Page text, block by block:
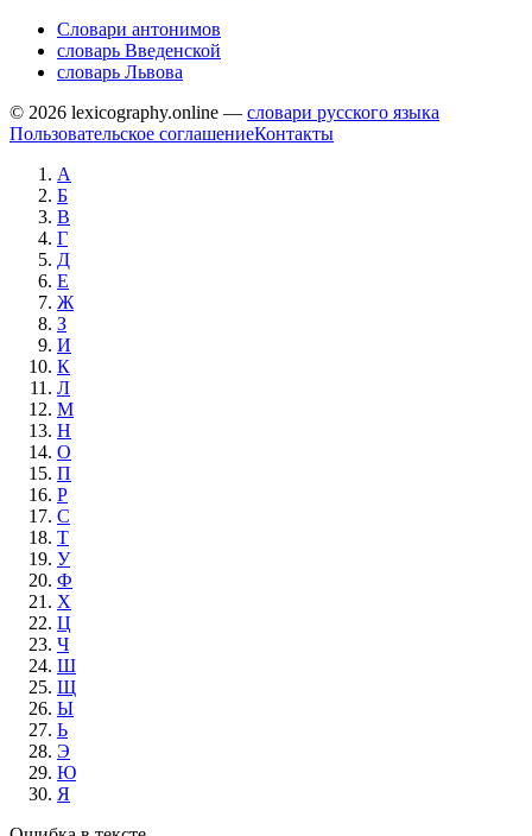
Словари антонимов
словарь Введенской
словарь Львова
© 2026 lexicography.online — словари русского языка
Пользовательское соглашениеКонтакты
А
Б
В
Г
Д
Е
Ж
З
И
К
Л
М
Н
О
П
Р
С
Т
У
Ф
Х
Ц
Ч
Ш
Щ
Ы
Ь
Э
Ю
Я